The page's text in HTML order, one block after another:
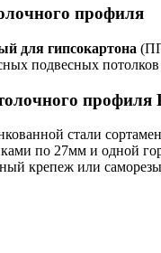
профиля
для гипсокартона
подвесных
стали
по 27мм и одной
крепеж или